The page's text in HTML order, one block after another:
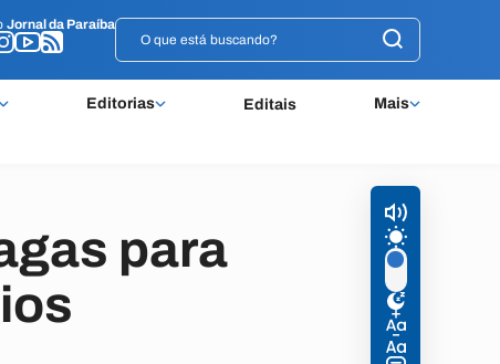
Jornal da Paraíba
Editorias Editais Mais
Jornal da Paraíba
para